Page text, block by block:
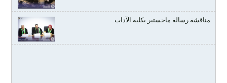
مناقشة رسالة ماجستير بكلية الآداب.